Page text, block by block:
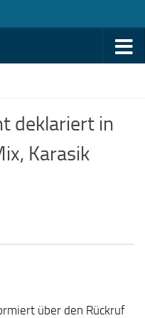
deklariert in
Karasik
über den Rückruf